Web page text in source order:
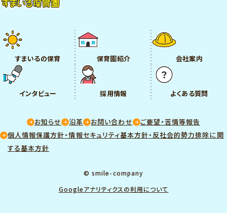
すまいるの保育 保育園紹介 会社案内
インタビュー 採用情報 よくある質問
お知らせ 沿革 お問い合わせ
ご要望・苦情等報告
個人情報保護方針・情報セキュリティ基本方針・反社会的勢力排除に関
する基本方針
© smile-company
Googleアナリティクスの利用について